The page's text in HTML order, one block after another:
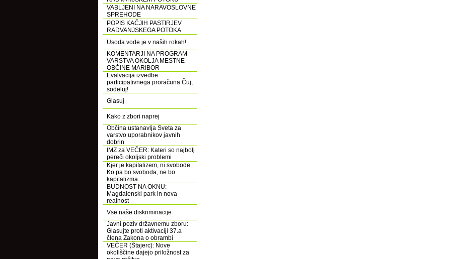
VABLJENI NA NARAVOSLOVNE
SPREHODE
POPIS KAČJIH PASTIRJEV
RADVANJSKEGA POTOKA
Usoda vode je v naših rokah!
KOMENTARJI NA PROGRAM
VARSTVA OKOLJA MESTNE
OBČINE MARIBOR
Evalvacija izvedbe
participativnega proračuna Čuj,
sodeluj!
Glasuj
Kako z zbori naprej
Občina ustanavlja Sveta za
varstvo uporabnikov javnih
dobrin
IMZ za VEČER: Kateri so najbolj
pereči okoljski problemi
Kjer je kapitalizem, ni svobode.
Ko pa bo svoboda, ne bo
kapitalizma.
BUDNOST NA OKNU:
Magdalenski park in nova
realnost
Vse naše diskriminacije
Javni poziv državnemu zboru:
Glasujte proti aktivaciji 37.a
člena Zakona o obrambi
VEČER (Štajerc): Nove
okoliščine dajejo priložnost za